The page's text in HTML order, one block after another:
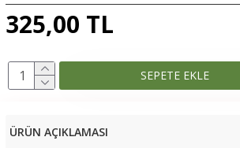
325,00 TL
SEPETE EKLE
ÜRÜN AÇIKLAMASI